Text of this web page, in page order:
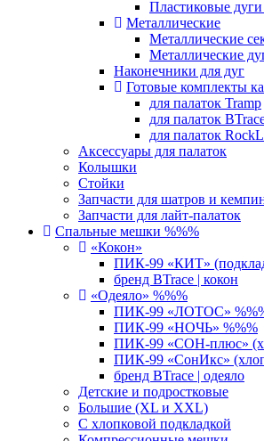
Пластиковые
Металлические
Металлические
Металлические
Наконечники для дуг
Готовые комплекты
для палаток Tramp
для палаток
для палаток
Аксессуары для палаток
Колышки
Стойки
Запчасти для шатров и
Запчасти для лайт-палаток
Спальные мешки %%%
«Кокон»
ПИК-99 «КИТ»
бренд BTrace | кокон
«Одеяло» %%%
ПИК-99 «ЛОТОС»
ПИК-99 «НОЧЬ» %%%
ПИК-99 «СОН-плюс»
ПИК-99 «СонИкс»
бренд BTrace | одеяло
Детские и подростковые
Большие (XL и XXL)
С хлопковой подкладкой